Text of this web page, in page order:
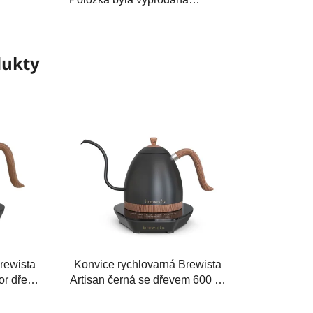
dřeva
Konvice rychlovarná Brewista
Artisan černá se dřevem 600 ml